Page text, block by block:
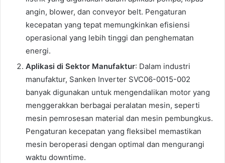
angin, blower, dan conveyor belt. Pengaturan
kecepatan yang tepat memungkinkan efisiensi
operasional yang lebih tinggi dan penghematan
energi.
Aplikasi di Sektor Manufaktur: Dalam industri
manufaktur, Sanken Inverter SVC06-0015-002
banyak digunakan untuk mengendalikan motor yang
menggerakkan berbagai peralatan mesin, seperti
mesin pemrosesan material dan mesin pembungkus.
Pengaturan kecepatan yang fleksibel memastikan
mesin beroperasi dengan optimal dan mengurangi
waktu downtime.